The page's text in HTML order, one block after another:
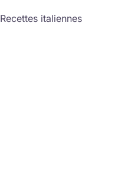
Recettes italiennes